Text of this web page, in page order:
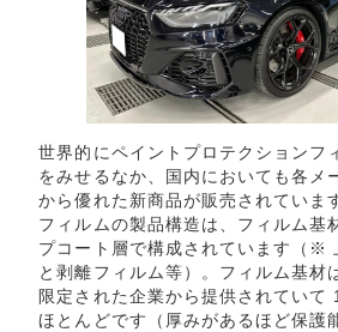
世界的にペイントプロテクションフ
をみせるなか、国内においても各メ
から優れた新商品が販売されていま
フィルムの製品構造は、フィルム基
プコート層で構成されています（※
と剥離フィルム等）。フィルム基材
限定された企業から提供されていて
ほとんどです（厚みがあるほど保護